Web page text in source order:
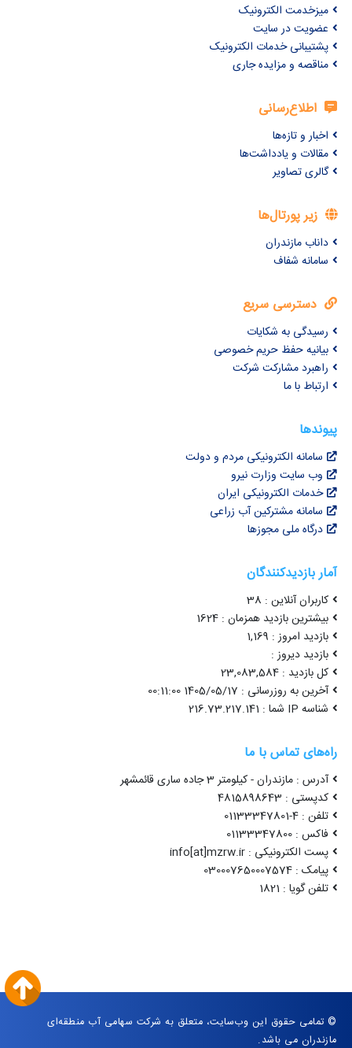
میزخدمت الکترونیک
عضویت در سایت
پشتیبانی خدمات الکترونیک
مناقصه و مزایده جاری
اطلاع‌رسانی
اخبار و تازه‌ها
مقالات و یادداشت‌ها
گالری تصاویر
زیر پورتال‌ها
داناب مازندران
سامانه شفاف
دسترسی سریع
رسیدگی به شکایات
بیانیه حفظ حریم خصوصی
راهبرد مشارکت شرکت
ارتباط با ما
پیوندها
سامانه الکترونیکی مردم و دولت
وب سایت وزارت نیرو
خدمات الکترونیکی ایران
سامانه مشترکین آب زراعی
درگاه ملی مجوزها
آمار بازدیدکنندگان
کاربران آنلاین : 38
بیشترین بازدید همزمان : 1624
بازدید امروز : 1,169
بازدید دیروز :
کل بازدید : 23,083,584
آخرین به روزرسانی : 1405/05/17 00:11:00
شناسه IP شما : 216.73.217.141
راه‌های تماس با ما
آدرس : مازندران - کیلومتر 3 جاده ساری قائمشهر
کدپستی : 4815898643
تلفن : 4-01133347801
فاکس : 01133347800
پست الکترونیکی : info[at]mzrw.ir
پیامک : 030007650007574
تلفن گویا : 1821
© تمامی حقوق این وب‌سایت، متعلق به شرکت سهامی آب منطقه‌ای
مازندران می باشد.